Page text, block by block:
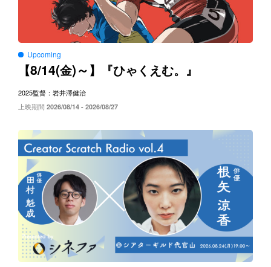
Upcoming
【8/14(金)～】『ひゃくえむ。』
2025監督：岩井澤健治
上映期間 2026/08/14 - 2026/08/27